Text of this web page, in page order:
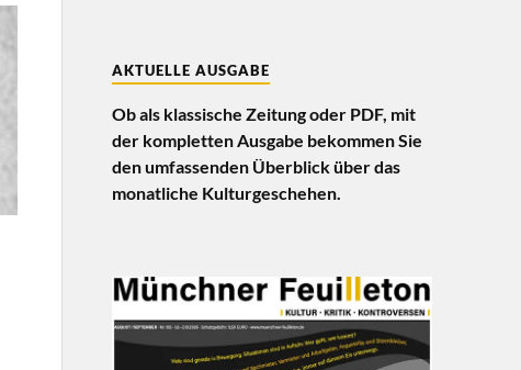
AKTUELLE AUSGABE
Ob als klassische Zeitung oder PDF, mit
der kompletten Ausgabe bekommen Sie
den umfassenden Überblick über das
monatliche Kulturgeschehen.